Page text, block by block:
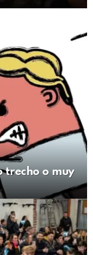
trecho o muy